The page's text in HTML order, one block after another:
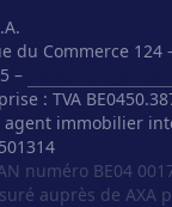
du Commerce 124
–
: TVA
agent immobilier
numéro BE04
auprès de AXA